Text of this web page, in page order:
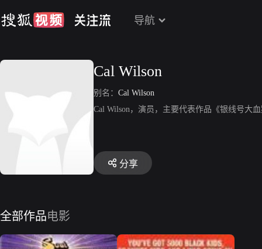
导航
Cal Wilson
别名： Cal Wilson
Cal Wilson，演员，主要代表作品《银线号大
分享
全部作品电影